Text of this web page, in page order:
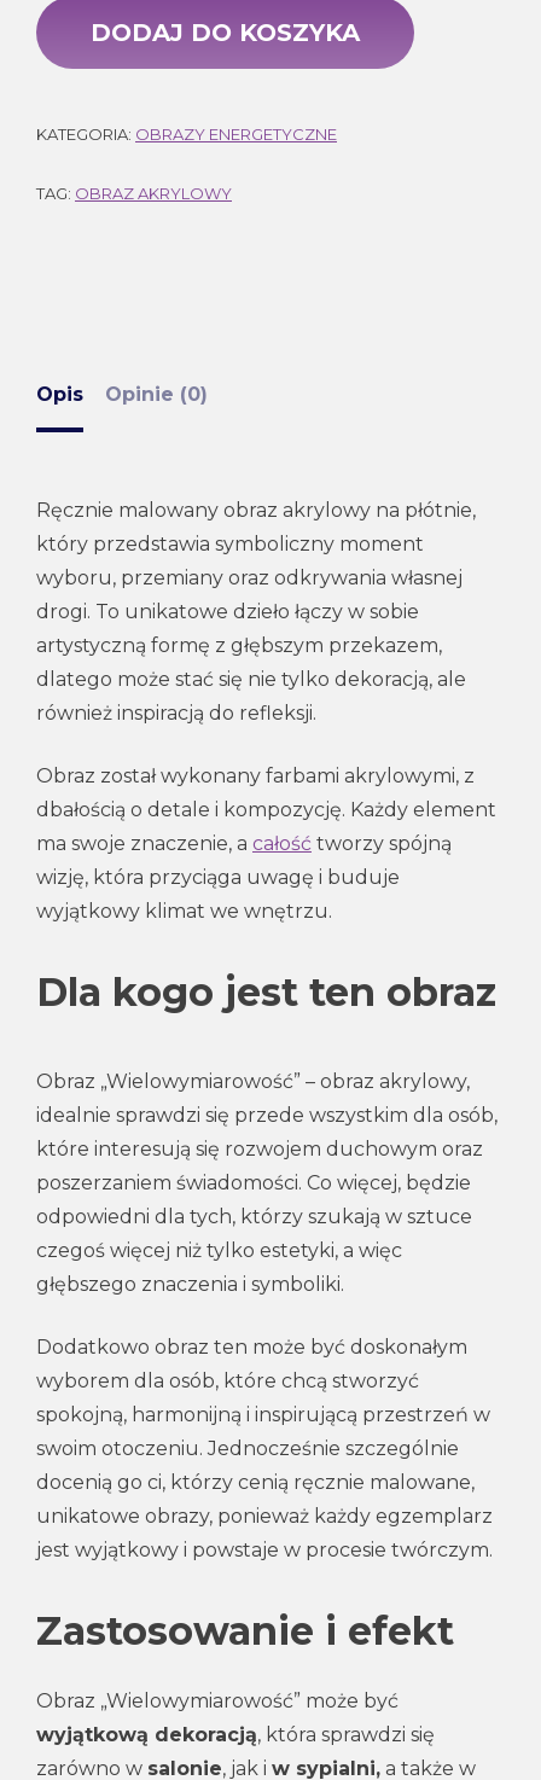
DODAJ DO KOSZYKA
KATEGORIA: OBRAZY ENERGETYCZNE
TAG: OBRAZ AKRYLOWY
Opis Opinie (0)
Ręcznie malowany obraz akrylowy na płótnie,
który przedstawia symboliczny moment
wyboru, przemiany oraz odkrywania własnej
drogi. To unikatowe dzieło łączy w sobie
artystyczną formę z głębszym przekazem,
dlatego może stać się nie tylko dekoracją, ale
również inspiracją do refleksji.
Obraz został wykonany farbami akrylowymi, z
dbałością o detale i kompozycję. Każdy element
ma swoje znaczenie, a całość tworzy spójną
wizję, która przyciąga uwagę i buduje
wyjątkowy klimat we wnętrzu.
Dla kogo jest ten obraz
Obraz „Wielowymiarowość” – obraz akrylowy,
idealnie sprawdzi się przede wszystkim dla osób,
które interesują się rozwojem duchowym oraz
poszerzaniem świadomości. Co więcej, będzie
odpowiedni dla tych, którzy szukają w sztuce
czegoś więcej niż tylko estetyki, a więc
głębszego znaczenia i symboliki.
Dodatkowo obraz ten może być doskonałym
wyborem dla osób, które chcą stworzyć
spokojną, harmonijną i inspirującą przestrzeń w
swoim otoczeniu. Jednocześnie szczególnie
docenią go ci, którzy cenią ręcznie malowane,
unikatowe obrazy, ponieważ każdy egzemplarz
jest wyjątkowy i powstaje w procesie twórczym.
Zastosowanie i efekt
Obraz „Wielowymiarowość” może być
wyjątkową dekoracją, która sprawdzi się
zarówno w salonie, jak i w sypialni, a także w